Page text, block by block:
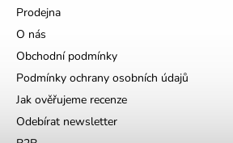
Prodejna
O nás
Obchodní podmínky
Podmínky ochrany osobních údajů
Jak ověřujeme recenze
Odebírat newsletter